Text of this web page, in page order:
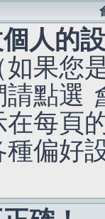
人的
果您
點選
每頁
種偏好